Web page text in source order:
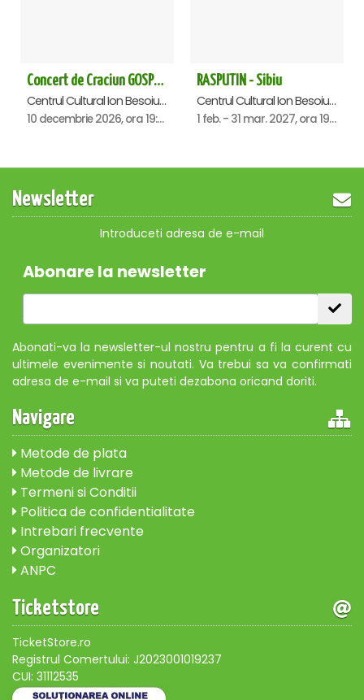
Concert de Craciun GOSPEL - John Lakin & friends - Sibiu
Centrul Cultural Ion Besoiu ( Casa de Cultura a Sindicatelor ), Sibiu
10 decembrie 2026, ora 19:00
RASPUTIN - Sibiu
Centrul Cultural Ion Besoiu ( Casa de Cultura a Sindicatelor ), Sibiu
1 feb. - 31 mar. 2027, ora 19:00
Newsletter
Introduceti adresa de e-mail
Abonare la newsletter
Abonati-va la newsletter-ul nostru pentru a fi la curent cu
ultimele evenimente si noutati. Va trebui sa va confirmati
adresa de e-mail si va puteti dezabona oricand doriti.
Navigare
Metode de plata
Metode de livrare
Termeni si Conditii
Politica de confidentialitate
Intrebari frecvente
Organizatori
ANPC
Ticketstore
TicketStore.ro
Registrul Comertului: J2023001019237
CUI: 31112535